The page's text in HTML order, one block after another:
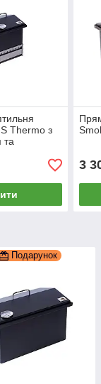
Thermo з
та
3
Подарунок